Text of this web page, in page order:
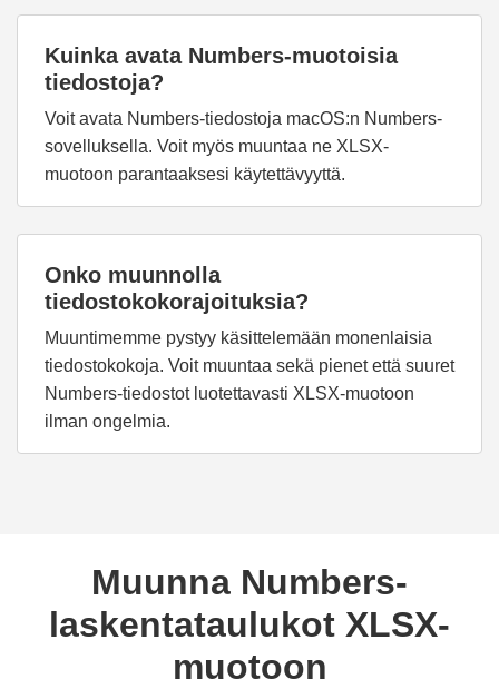
Kuinka avata Numbers-muotoisia
tiedostoja?
Voit avata Numbers-tiedostoja macOS:n Numbers-
sovelluksella. Voit myös muuntaa ne XLSX-
muotoon parantaaksesi käytettävyyttä.
Onko muunnolla
tiedostokokorajoituksia?
Muuntimemme pystyy käsittelemään monenlaisia
tiedostokokoja. Voit muuntaa sekä pienet että suuret
Numbers-tiedostot luotettavasti XLSX-muotoon
ilman ongelmia.
Muunna Numbers-
laskentataulukot XLSX-
muotoon